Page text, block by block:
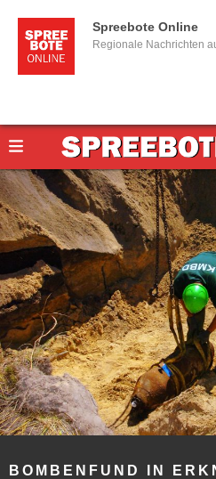
Spreebote Online
Regionale Nachrichten
BOMBENFUND IN